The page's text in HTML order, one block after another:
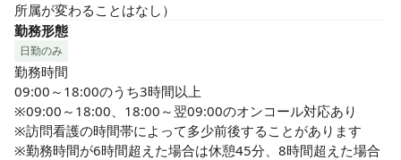
所属が変わることはなし）
勤務形態
日勤のみ
勤務時間
09:00～18:00のうち3時間以上
※09:00～18:00、18:00～翌09:00のオンコール対応あり
※訪問看護の時間帯によって多少前後することがあります
※勤務時間が6時間超えた場合は休憩45分、8時間超えた場合